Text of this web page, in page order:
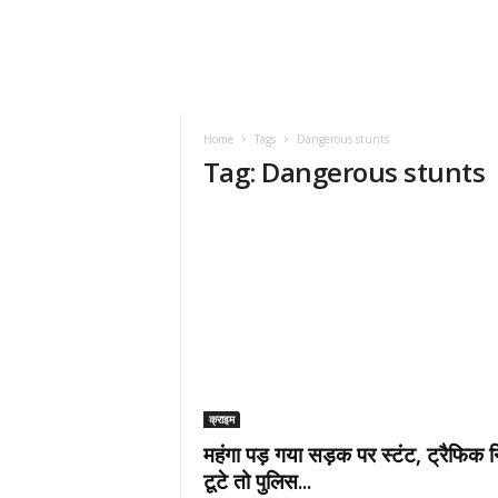
Home Tags Dangerous stunts
Tag: Dangerous stunts
क्राइम
महंगा पड़ गया सड़क पर स्टंट, ट्रैफिक
टूटे तो पुलिस...